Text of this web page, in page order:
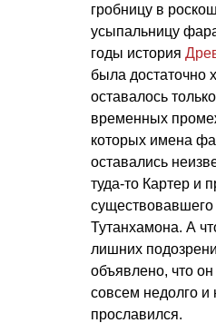
гробницу в
усыпальницу
годы история
была достаточно
оставалось
временных
которых имена
оставались
туда-то Картер и
Тутанхамона. А
лишних
объявлено, что
совсем недолго и
прославился.